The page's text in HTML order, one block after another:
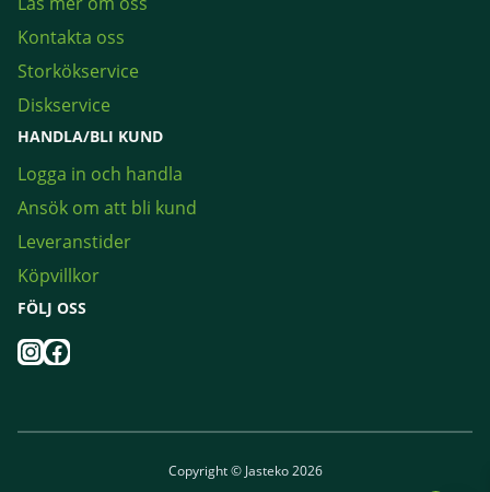
Kontakta oss
Storkökservice
Diskservice
HANDLA/BLI KUND
Logga in och handla
Ansök om att bli kund
Leveranstider
Köpvillkor
FÖLJ OSS
Instagram
Facebook
Copyright © Jasteko 2026